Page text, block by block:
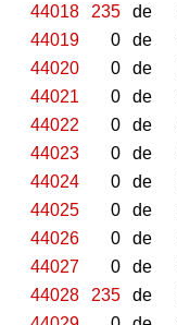
44018
235 de
44019
0 de
44020
0 de
44021
0 de
44022
0 de
44023
0 de
44024
0 de
44025
0 de
44026
0 de
44027
0 de
44028
235 de